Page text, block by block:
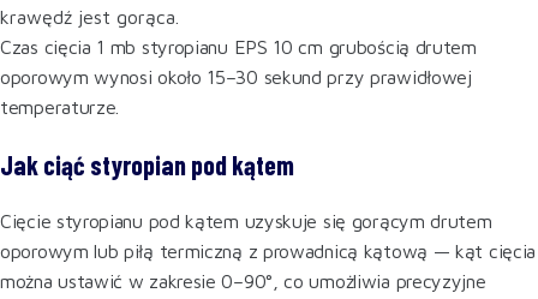
krawędź jest gorąca.
Czas cięcia 1 mb styropianu EPS 10 cm grubością drutem
oporowym wynosi około 15–30 sekund przy prawidłowej
temperaturze.
Jak ciąć styropian pod kątem
Cięcie styropianu pod kątem uzyskuje się gorącym drutem
oporowym lub piłą termiczną z prowadnicą kątową — kąt cięcia
można ustawić w zakresie 0–90°, co umożliwia precyzyjne